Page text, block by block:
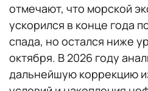
отмечают, что морской
ускорился в конце года
спада, но остался ниже
октября. В 2026 году
дальнейшую коррекцию